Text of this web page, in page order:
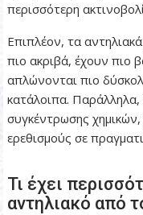
περισσότερη
Επιπλέον, τα
πιο ακριβά, έχουν πιο
απλώνονται πιο
κατάλοιπα.
συγκέντρωσης
ερεθισμούς σε
Τι έχει
αντηλιακό από